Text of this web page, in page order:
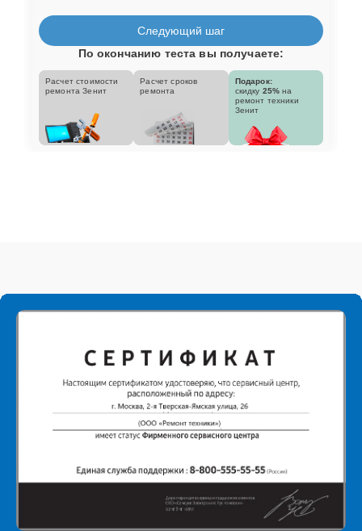
Следующий шаг
По окончанию теста вы получаете:
Расчет стоимости
ремонта Зенит
Расчет сроков
ремонта
Подарок:
скидку 25% на
ремонт техники
Зенит